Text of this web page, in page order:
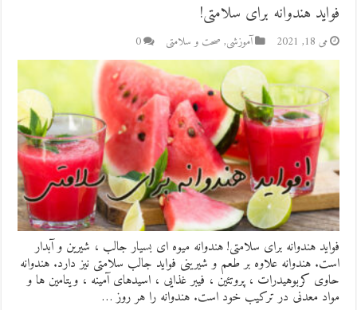
فواید هندوانه برای سلامتی!
می 18, 2021 آموزشی, صحت و سلامتی 0
فواید هندوانه برای سلامتی! هندوانه میوه ای بسیار جالب ، شیرین و آبدار
است. هندوانه علاوه بر طعم و شیرینی فواید جالب سلامتی نیز دارد. هندوانه
حاوی کربوهیدرات ، پروتئین ، فیبر غذایی ، اسیدهای آمینه ، ویتامین ها و
مواد معدنی در ترکیب خود است. هندوانه را هر روز …